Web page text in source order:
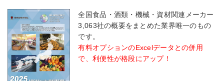
全国食品・酒類・機械・資材関連メーカー
3,063社の概要をまとめた業界唯一のもの
です。
有料オプションのExcelデータとの併用
で、利便性が格段にアップ！